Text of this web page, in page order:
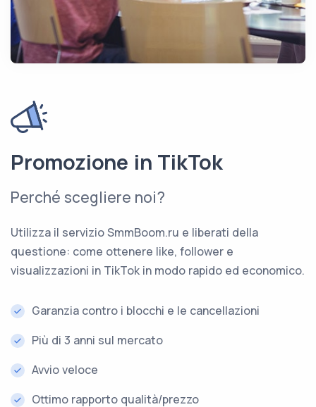
Promozione in TikTok
Perché scegliere noi?
Utilizza il servizio SmmBoom.ru e liberati della
questione: come ottenere like, follower e
visualizzazioni in TikTok in modo rapido ed economico.
Garanzia contro i blocchi e le cancellazioni
Più di 3 anni sul mercato
Avvio veloce
Ottimo rapporto qualità/prezzo